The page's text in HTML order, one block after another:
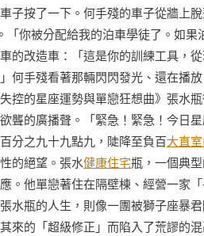
子按了一下。何手殘的車子從牆上
你被分配給我的泊車學徒了。如果
的改造車：「這是你的訓練工具，
何手殘看著那輛閃閃發光、還在播
控的星座運勢與單戀狂想曲》張水
聾的廣播聲。「緊急！緊急！今日
分之九十九點九，陡降至負百大直
的絕望。張水健康住宅瓶，一個典
。他單戀著住在隔壁棟、經營一家「
水瓶的人生，則像一團被獅子座暴
來的「超級修正」而陷入了荒謬的